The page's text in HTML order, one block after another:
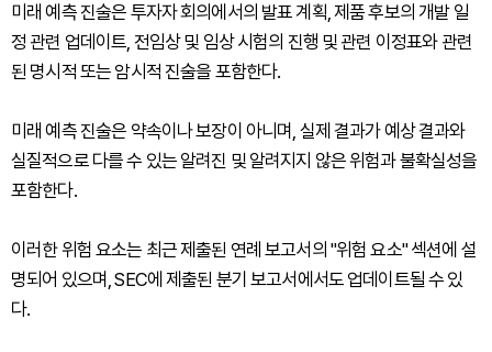
미래 예측 진술은 투자자 회의에서의 발표 계획, 제품 후보의 개발 일
정 관련 업데이트, 전임상 및 임상 시험의 진행 및 관련 이정표와 관련
된 명시적 또는 암시적 진술을 포함한다.
미래 예측 진술은 약속이나 보장이 아니며, 실제 결과가 예상 결과와
실질적으로 다를 수 있는 알려진 및 알려지지 않은 위험과 불확실성을
포함한다.
이러한 위험 요소는 최근 제출된 연례 보고서의 "위험 요소" 섹션에 설
명되어 있으며, SEC에 제출된 분기 보고서에서도 업데이트될 수 있
다.